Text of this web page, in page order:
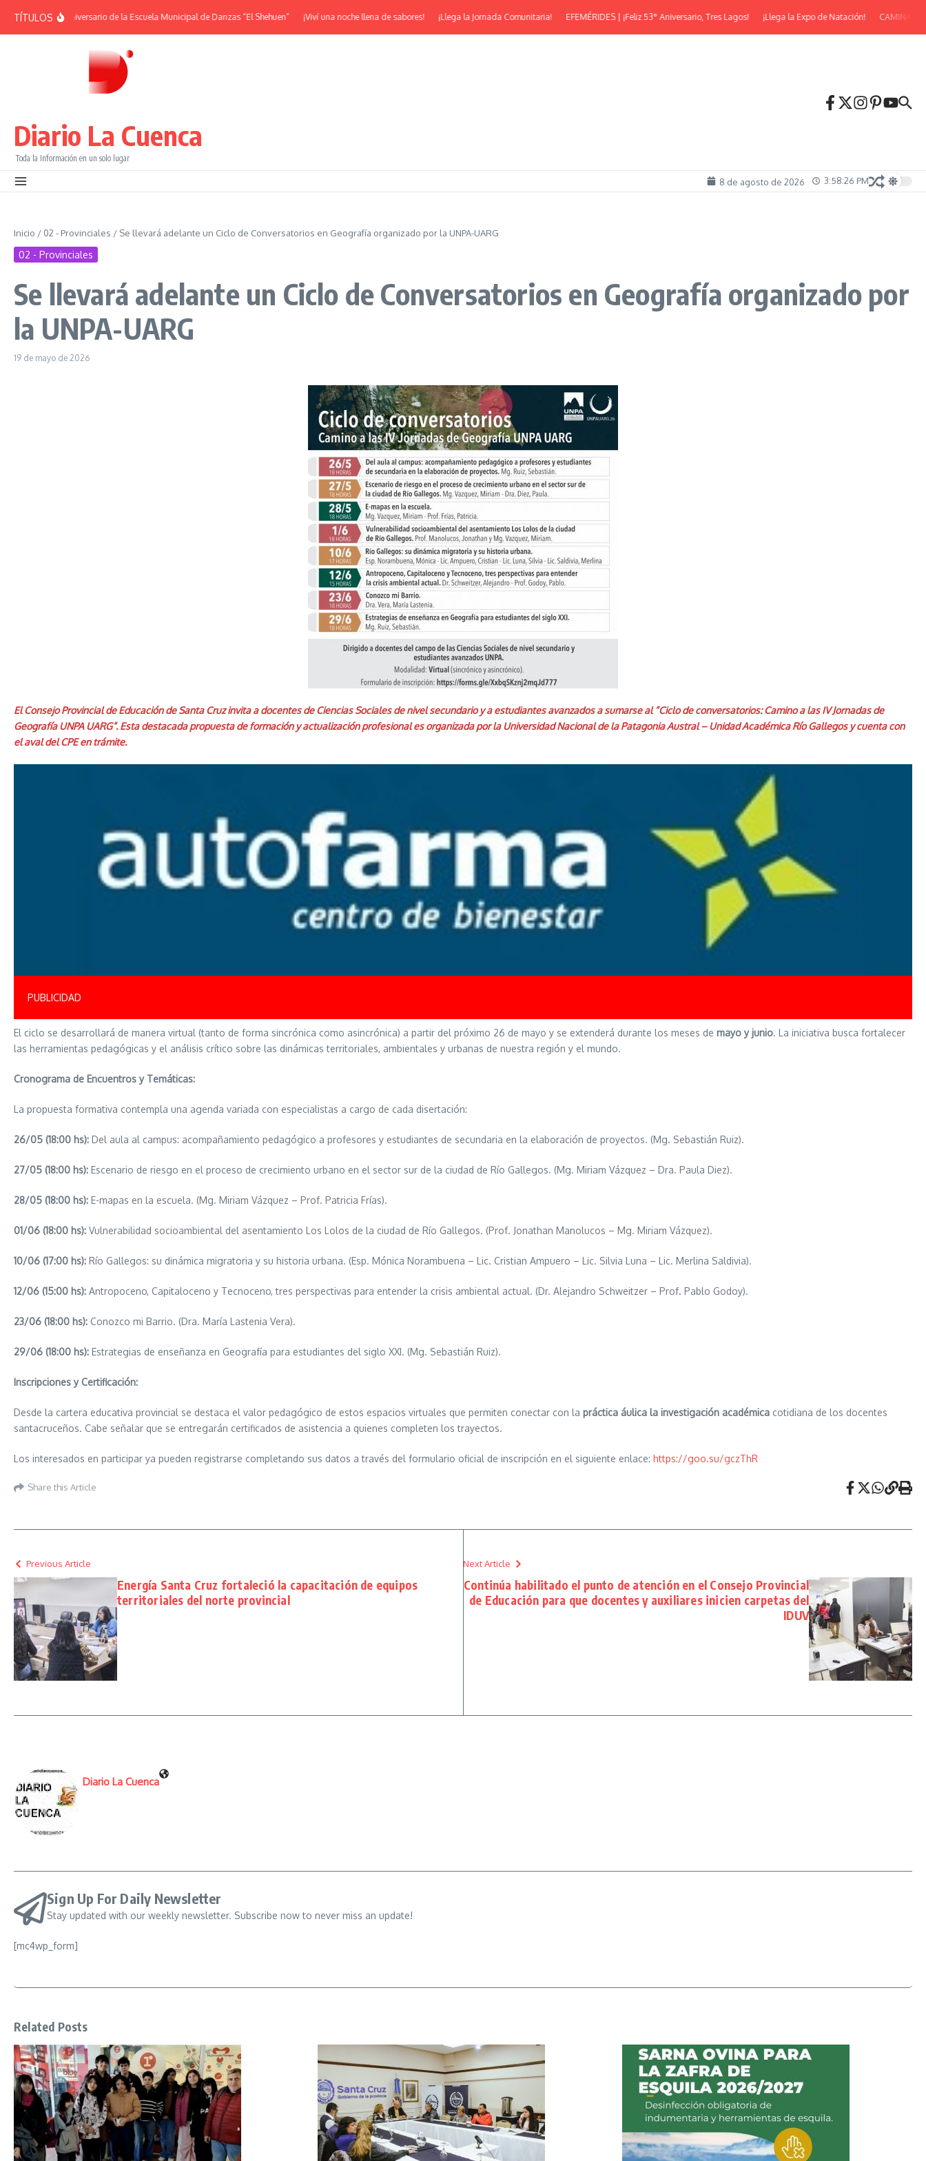
TÍTULOS
| 38° Aniversario de la Escuela Municipal de Danzas “El Shehuen” ¡Viví una noche llena de sabores! ¡Llega la Jornada Comunitaria! EFEMÉRIDES | ¡Feliz 53° Aniversario, Tres Lagos! ¡Llega la Expo de Natación! CAMINATA
Diario La Cuenca
Toda la Información en un solo lugar
8 de agosto de 2026 3:58:26 PM
Inicio / 02 - Provinciales / Se llevará adelante un Ciclo de Conversatorios en Geografía organizado por la UNPA-UARG
02 - Provinciales
Se llevará adelante un Ciclo de Conversatorios en Geografía organizado por
la UNPA-UARG
19 de mayo de 2026
El Consejo Provincial de Educación de Santa Cruz invita a docentes de Ciencias Sociales de nivel secundario y a estudiantes avanzados a sumarse al “Ciclo de conversatorios: Camino a las IV Jornadas de
Geografía UNPA UARG”. Esta destacada propuesta de formación y actualización profesional es organizada por la Universidad Nacional de la Patagonia Austral – Unidad Académica Río Gallegos y cuenta con
el aval del CPE en trámite.
PUBLICIDAD
El ciclo se desarrollará de manera virtual (tanto de forma sincrónica como asincrónica) a partir del próximo 26 de mayo y se extenderá durante los meses de mayo y junio. La iniciativa busca fortalecer
las herramientas pedagógicas y el análisis crítico sobre las dinámicas territoriales, ambientales y urbanas de nuestra región y el mundo.
Cronograma de Encuentros y Temáticas:
La propuesta formativa contempla una agenda variada con especialistas a cargo de cada disertación:
26/05 (18:00 hs): Del aula al campus: acompañamiento pedagógico a profesores y estudiantes de secundaria en la elaboración de proyectos. (Mg. Sebastián Ruiz).
27/05 (18:00 hs): Escenario de riesgo en el proceso de crecimiento urbano en el sector sur de la ciudad de Río Gallegos. (Mg. Miriam Vázquez – Dra. Paula Diez).
28/05 (18:00 hs): E-mapas en la escuela. (Mg. Miriam Vázquez – Prof. Patricia Frías).
01/06 (18:00 hs): Vulnerabilidad socioambiental del asentamiento Los Lolos de la ciudad de Río Gallegos. (Prof. Jonathan Manolucos – Mg. Miriam Vázquez).
10/06 (17:00 hs): Río Gallegos: su dinámica migratoria y su historia urbana. (Esp. Mónica Norambuena – Lic. Cristian Ampuero – Lic. Silvia Luna – Lic. Merlina Saldivia).
12/06 (15:00 hs): Antropoceno, Capitaloceno y Tecnoceno, tres perspectivas para entender la crisis ambiental actual. (Dr. Alejandro Schweitzer – Prof. Pablo Godoy).
23/06 (18:00 hs): Conozco mi Barrio. (Dra. María Lastenia Vera).
29/06 (18:00 hs): Estrategias de enseñanza en Geografía para estudiantes del siglo XXI. (Mg. Sebastián Ruiz).
Inscripciones y Certificación:
Desde la cartera educativa provincial se destaca el valor pedagógico de estos espacios virtuales que permiten conectar con la práctica áulica la investigación académica cotidiana de los docentes
santacruceños. Cabe señalar que se entregarán certificados de asistencia a quienes completen los trayectos.
Los interesados en participar ya pueden registrarse completando sus datos a través del formulario oficial de inscripción en el siguiente enlace: https://goo.su/gczThR
Share this Article
Previous Article
Energía Santa Cruz fortaleció la capacitación de equipos
territoriales del norte provincial
Next Article
Continúa habilitado el punto de atención en el Consejo Provincial
de Educación para que docentes y auxiliares inicien carpetas del
IDUV
Diario La Cuenca
Sign Up For Daily Newsletter
Stay updated with our weekly newsletter. Subscribe now to never miss an update!
[mc4wp_form]
Related Posts